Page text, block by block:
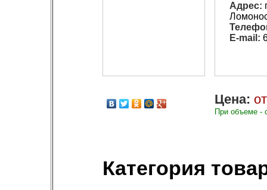
Адрес:
E-mail:
Цена:
При объеме -
Категория